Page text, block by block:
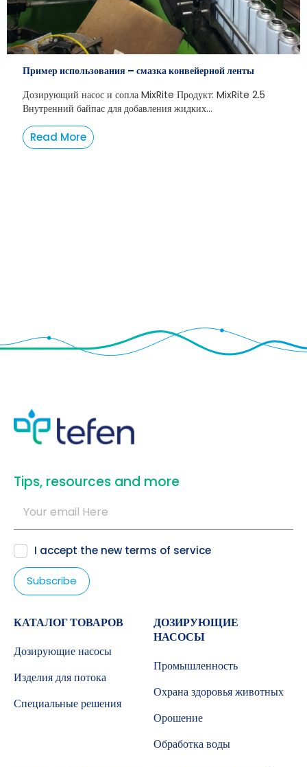
Пример использования – смазка конвейерной ленты
Дозирующий насос и сопла MixRite Продукт: MixRite 2.5
Внутренний байпас для добавления жидких...
Read More
​Tips, resources and more
I accept the new terms of service
КАТАЛОГ ТОВАРОВ
Дозирующие насосы
Изделия для потока
Специальные решения
ДОЗИРУЮЩИЕ
НАСОСЫ
Промышленность
Охрана здоровья животных
Орошение
Обработка воды